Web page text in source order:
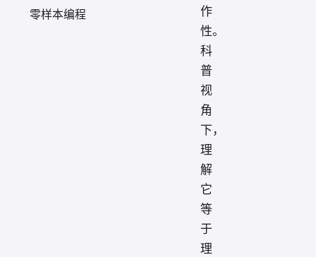
零样本编程
作
性。
科
普
视
角
下，
理
解
它
等
于
理